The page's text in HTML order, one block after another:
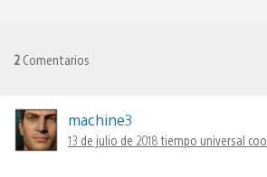
2 Comentarios
machine3
13 de julio de 2018 tiempo universal